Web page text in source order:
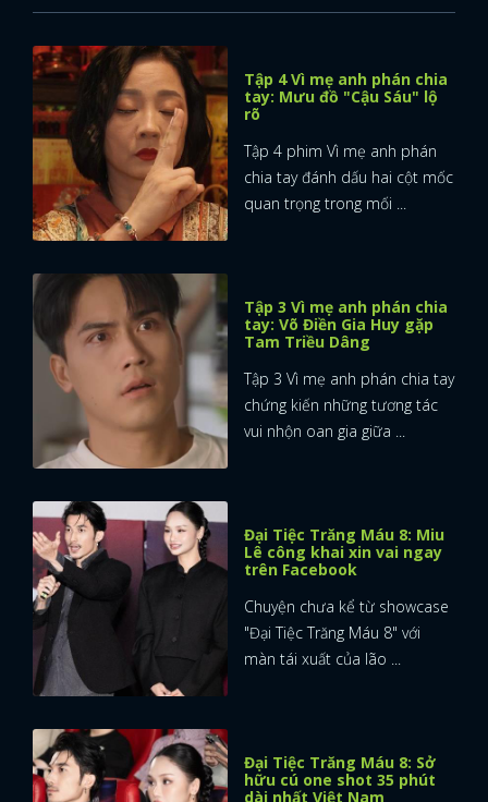
Tập 4 Vì mẹ anh phán chia
tay: Mưu đồ "Cậu Sáu" lộ
rõ
Tập 4 phim Vì mẹ anh phán
chia tay đánh dấu hai cột mốc
quan trọng trong mối ...
Tập 3 Vì mẹ anh phán chia
tay: Võ Điền Gia Huy gặp
Tam Triều Dâng
Tập 3 Vì mẹ anh phán chia tay
chứng kiến những tương tác
vui nhộn oan gia giữa ...
Đại Tiệc Trăng Máu 8: Miu
Lê công khai xin vai ngay
trên Facebook
Chuyện chưa kể từ showcase
"Đại Tiệc Trăng Máu 8" với
màn tái xuất của lão ...
Đại Tiệc Trăng Máu 8: Sở
hữu cú one shot 35 phút
dài nhất Việt Nam